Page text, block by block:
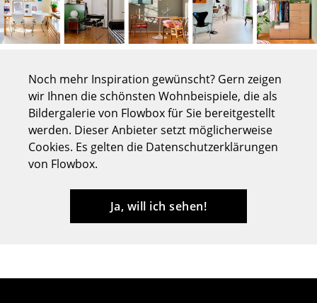
Sessel
Loungesessel
Freischwinger
Barhocker
Hocker
Noch mehr Inspiration gewünscht? Gern zeigen
wir Ihnen die schönsten Wohnbeispiele, die als
Bildergalerie von Flowbox für Sie bereitgestellt
werden. Dieser Anbieter setzt möglicherweise
Cookies. Es gelten die Datenschutzerklärungen
von Flowbox.
Ja, will ich sehen!